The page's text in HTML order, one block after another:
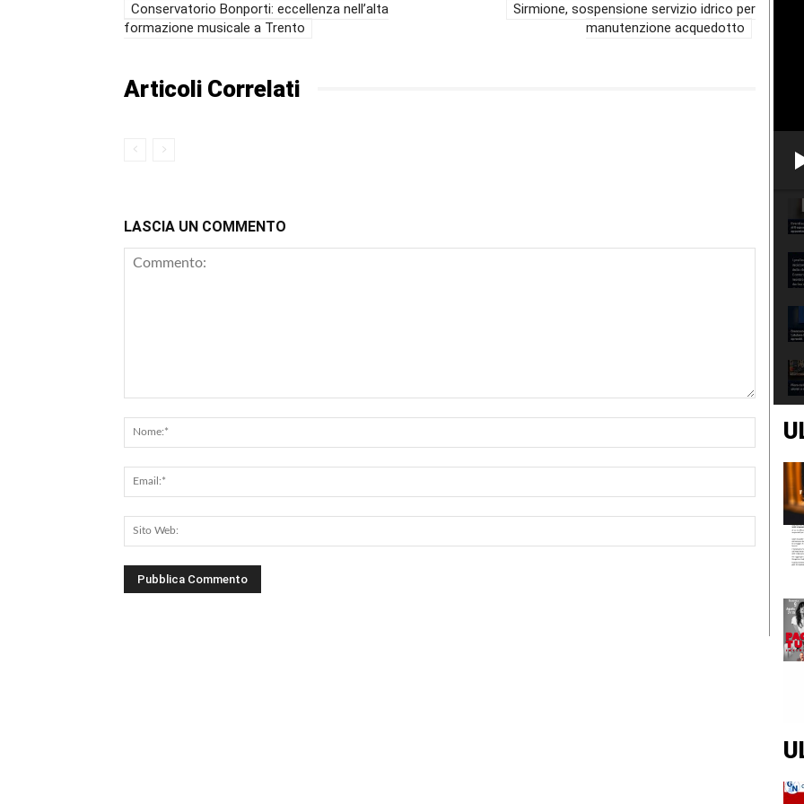
Conservatorio Bonporti: eccellenza nell’alta
formazione musicale a Trento
Sirmione, sospensione servizio idrico per
manutenzione acquedotto
Articoli Correlati
LASCIA UN COMMENTO
Nome:*